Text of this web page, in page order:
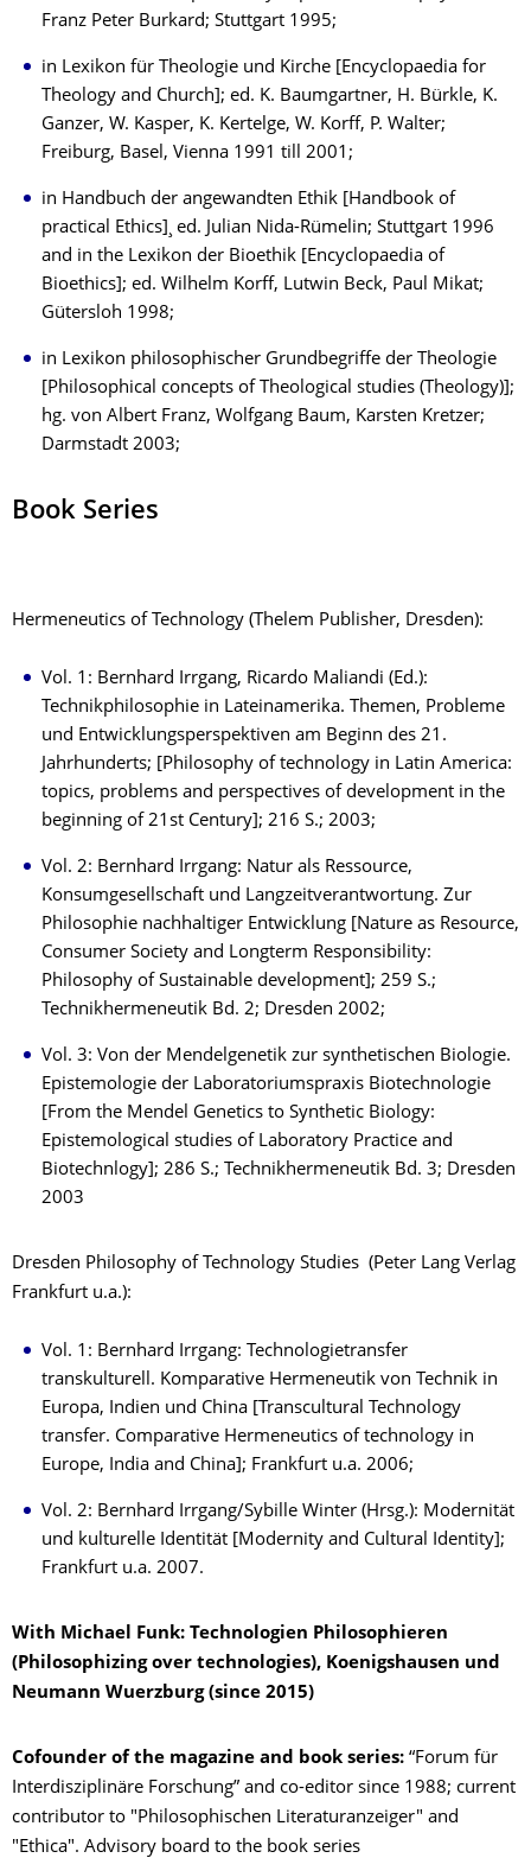
Franz Peter Burkard; Stuttgart 1995;
in Lexikon für Theologie und Kirche [Encyclopaedia for
Theology and Church]; ed. K. Baumgartner, H. Bürkle, K.
Ganzer, W. Kasper, K. Kertelge, W. Korff, P. Walter;
Freiburg, Basel, Vienna 1991 till 2001;
in Handbuch der angewandten Ethik [Handbook of
practical Ethics]¸ ed. Julian Nida-Rümelin; Stuttgart 1996
and in the Lexikon der Bioethik [Encyclopaedia of
Bioethics]; ed. Wilhelm Korff, Lutwin Beck, Paul Mikat;
Gütersloh 1998;
in Lexikon philosophischer Grundbegriffe der Theologie
[Philosophical concepts of Theological studies (Theology)];
hg. von Albert Franz, Wolfgang Baum, Karsten Kretzer;
Darmstadt 2003;
Book Series
Hermeneutics of Technology (Thelem Publisher, Dresden):
Vol. 1: Bernhard Irrgang, Ricardo Maliandi (Ed.):
Technikphilosophie in Lateinamerika. Themen, Probleme
und Entwicklungsperspektiven am Beginn des 21.
Jahrhunderts; [Philosophy of technology in Latin America:
topics, problems and perspectives of development in the
beginning of 21st Century]; 216 S.; 2003;
Vol. 2: Bernhard Irrgang: Natur als Ressource,
Konsumgesellschaft und Langzeitverantwortung. Zur
Philosophie nachhaltiger Entwicklung [Nature as Resource,
Consumer Society and Longterm Responsibility:
Philosophy of Sustainable development]; 259 S.;
Technikhermeneutik Bd. 2; Dresden 2002;
Vol. 3: Von der Mendelgenetik zur synthetischen Biologie.
Epistemologie der Laboratoriumspraxis Biotechnologie
[From the Mendel Genetics to Synthetic Biology:
Epistemological studies of Laboratory Practice and
Biotechnlogy]; 286 S.; Technikhermeneutik Bd. 3; Dresden
2003
Dresden Philosophy of Technology Studies (Peter Lang Verlag
Frankfurt u.a.):
Vol. 1: Bernhard Irrgang: Technologietransfer
transkulturell. Komparative Hermeneutik von Technik in
Europa, Indien und China [Transcultural Technology
transfer. Comparative Hermeneutics of technology in
Europe, India and China]; Frankfurt u.a. 2006;
Vol. 2: Bernhard Irrgang/Sybille Winter (Hrsg.): Modernität
und kulturelle Identität [Modernity and Cultural Identity];
Frankfurt u.a. 2007.
With Michael Funk: Technologien Philosophieren
(Philosophizing over technologies), Koenigshausen und
Neumann Wuerzburg (since 2015)
Cofounder of the magazine and book series: “Forum für
Interdisziplinäre Forschung” and co-editor since 1988; current
contributor to "Philosophischen Literaturanzeiger" and
"Ethica". Advisory board to the book series